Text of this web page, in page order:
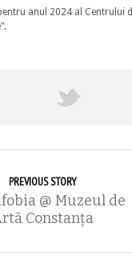
anul 2024 al Centrului
PREVIOUS STORY
@ Muzeul de
Constanţa